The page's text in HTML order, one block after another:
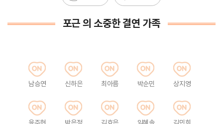
포근 의 소중한 결연 가족
남승연 신하은 최아름 박순민 상지영